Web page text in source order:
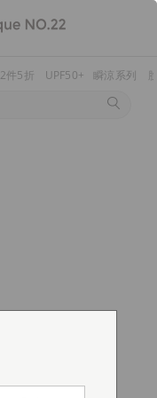
2件5折 UPF50+ 瞬涼系列